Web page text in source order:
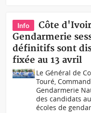
Info
Côte
Gendarmerie
définitifs sont
fixée au 13 avril
Le Général de
Touré,
Gendarmerie
des candidats
écoles de